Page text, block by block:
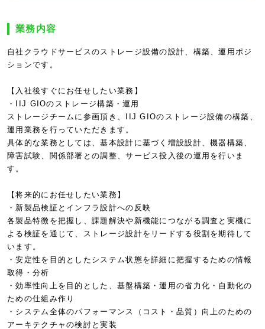
業務内容
自社クラウドサービスのストレージ設備の設計、構築、運用ポジ
ションです。
【入社後すぐにお任せしたい業務】
・IIJ GIOのストレージ構築・運用
ストレージチームに参画頂き、IIJ GIOのストレージ設備の構築、
運用業務を行っていただきます。
具体的な業務としては、基本設計に基づく増設設計、機器構築、
障害試験、関係部署との調整、サービス投入後の運用を行いま
す。
【将来的にお任せしたい業務】
・新製品検証とインフラ設計への反映
各製品特徴を把握し、課題解決や新機能につながる調査と実機に
よる検証を通じて、ストレージ設計をリードする役割を期待して
います。
・安定性を目的としたシステム状態を詳細に把握するための情報
取得・分析
・効率性向上を目的とした、基盤構築・運用の省力化・自動化の
ための仕組み作り
・システム全体のパフォーマンス（コスト・品質）向上のための
アーキテクチャの検討と実装